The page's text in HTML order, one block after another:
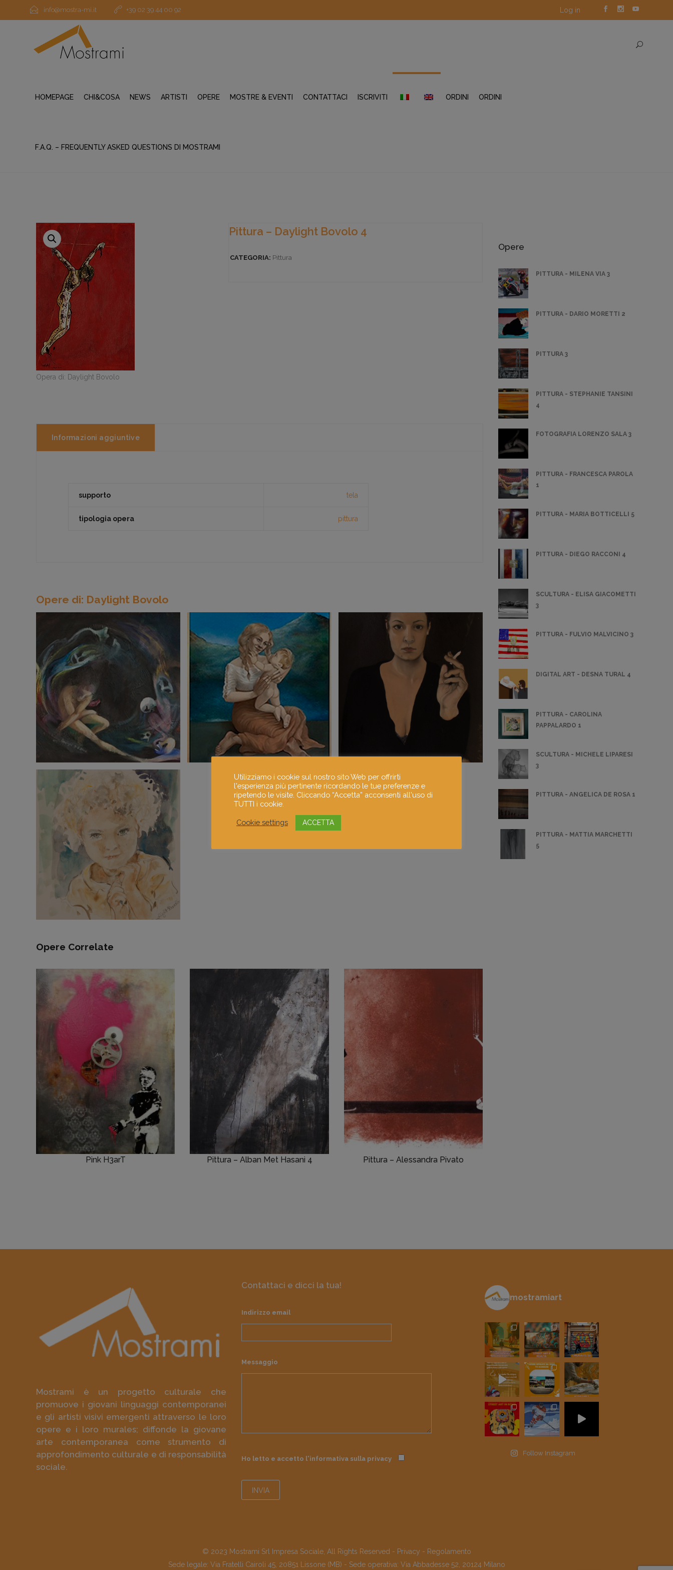
info@mostra-mi.it +39 02 39 44 00 92 Log in
HOMEPAGE CHI&COSA NEWS ARTISTI OPERE MOSTRE & EVENTI CONTATTACI ISCRIVITI ORDINI ORDINI
F.A.Q. – FREQUENTLY ASKED QUESTIONS DI MOSTRAMI
Opera di: Daylight Bovolo
Pittura – Daylight Bovolo 4
CATEGORIA: Pittura
Informazioni aggiuntive
supporto tela
tipologia opera pittura
Opere di: Daylight Bovolo
Opere Correlate
Pink H3arT Pittura – Alban Met Hasani 4 Pittura – Alessandra Pivato
Opere
PITTURA - MILENA VIA 3
PITTURA - DARIO MORETTI 2
PITTURA 3
PITTURA - STEPHANIE TANSINI
4
FOTOGRAFIA LORENZO SALA 3
PITTURA - FRANCESCA PAROLA
1
PITTURA - MARIA BOTTICELLI 5
PITTURA - DIEGO RACCONI 4
SCULTURA - ELISA GIACOMETTI
3
PITTURA - FULVIO MALVICINO 3
DIGITAL ART - DESNA TURAL 4
PITTURA - CAROLINA
PAPPALARDO 1
SCULTURA - MICHELE LIPARESI
3
PITTURA - ANGELICA DE ROSA 1
PITTURA - MATTIA MARCHETTI
5
Mostrami è un progetto culturale che
promuove i giovani linguaggi contemporanei
e gli artisti visivi emergenti attraverso le loro
opere e i loro murales; diffonde la giovane
arte contemporanea come strumento di
approfondimento culturale e di responsabilità
sociale.
Contattaci e dicci la tua!
Indirizzo email
Messaggio
Ho letto e accetto l'informativa sulla privacy
mostramiart
Follow Instagram
© 2023 Mostrami Srl Impresa Sociale, All Rights Reserved - Privacy - Regolamento
Sede legale: Via Fratelli Cairoli 45, 20851 Lissone (MB) - Sede operativa: Via Abbadesse 52, 20124 Milano
Utilizziamo i cookie sul nostro sito Web per offrirti
l'esperienza più pertinente ricordando le tue preferenze e
ripetendo le visite. Cliccando “Accetta” acconsenti all'uso di
TUTTI i cookie.
Cookie settings ACCETTA